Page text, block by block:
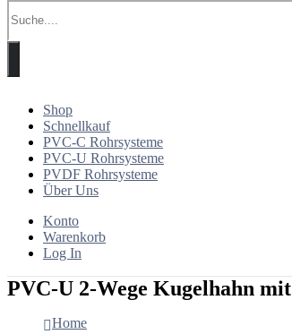
Shop
Schnellkauf
PVC-C Rohrsysteme
PVC-U Rohrsysteme
PVDF Rohrsysteme
Über Uns
Konto
Warenkorb
Log In
PVC-U 2-Wege Kugelhahn
Home